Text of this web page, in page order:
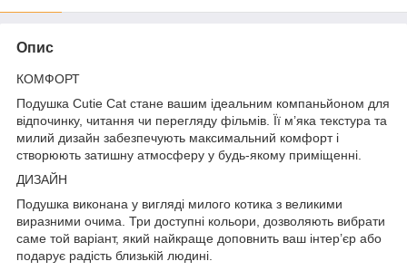
Опис
КОМФОРТ
Подушка Cutie Cat стане вашим ідеальним компаньйоном для
відпочинку, читання чи перегляду фільмів. Її м’яка текстура та
милий дизайн забезпечують максимальний комфорт і
створюють затишну атмосферу у будь-якому приміщенні.
ДИЗАЙН
Подушка виконана у вигляді милого котика з великими
виразними очима. Три доступні кольори, дозволяють вибрати
саме той варіант, який найкраще доповнить ваш інтер’єр або
подарує радість близькій людині.